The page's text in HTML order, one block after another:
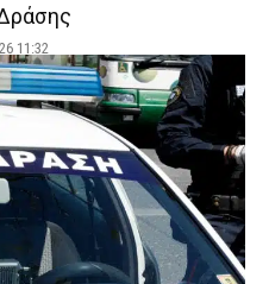
11:32